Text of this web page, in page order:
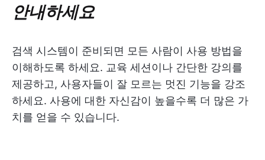
안내하세요
검색 시스템이 준비되면 모든 사람이 사용 방법을
이해하도록 하세요. 교육 세션이나 간단한 강의를
제공하고, 사용자들이 잘 모르는 멋진 기능을 강조
하세요. 사용에 대한 자신감이 높을수록 더 많은 가
치를 얻을 수 있습니다.